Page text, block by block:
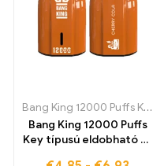
Bang King 12000 Puffs Key Type
Bang King 12000 Puffs
Key típusú eldobható e-